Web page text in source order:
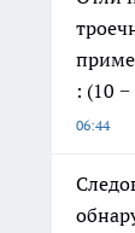
: (10 −
06:44